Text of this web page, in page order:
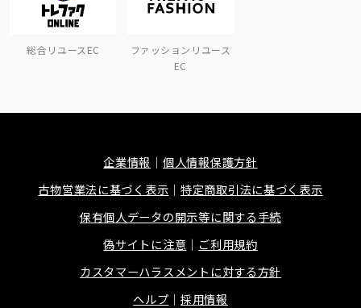
総合リユースEC
ファッションリユース
EC
企業情報
個人情報保護方針
古物営業法に基づく表示
特定商取引法に基づく表示
保有個人データの開示等に関する手続
偽サイトに注意
ご利用規約
カスタマーハラスメントに対する方針
ヘルプ
採用情報